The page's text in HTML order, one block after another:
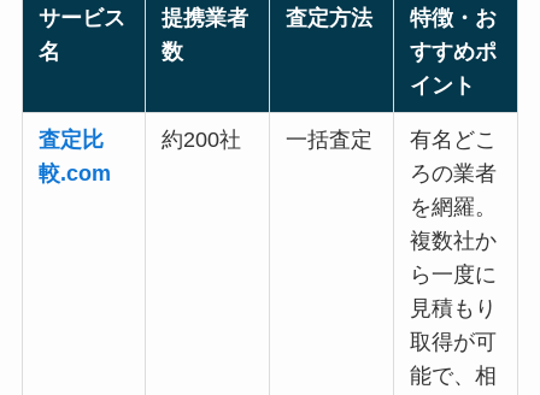
サービス
名
提携業者
数
査定方法
特徴・お
すすめポ
イント
査定比
較.com
約200社 一括査定
有名どこ
ろの業者
を網羅。
複数社か
ら一度に
見積もり
取得が可
能で、相